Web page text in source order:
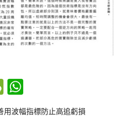
WeChat
用波幅指標防止高追虧損